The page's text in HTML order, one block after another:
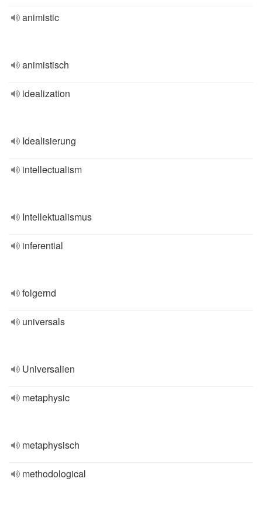
animistic
animistisch
idealization
Idealisierung
intellectualism
Intellektualismus
inferential
folgernd
universals
Universalien
metaphysic
metaphysisch
methodological